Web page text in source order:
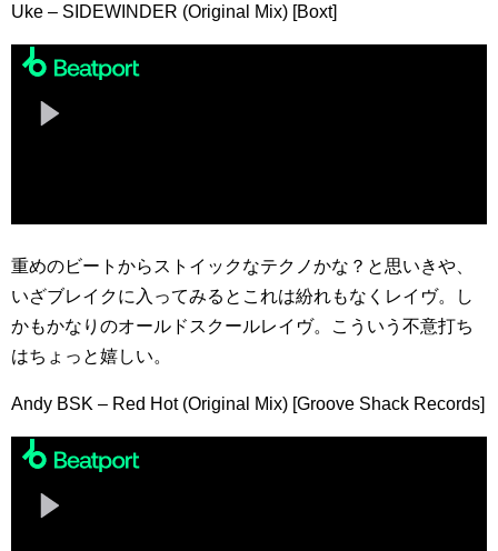
Uke – SIDEWINDER (Original Mix) [Boxt]
重めのビートからストイックなテクノかな？と思いきや、
いざブレイクに入ってみるとこれは紛れもなくレイヴ。し
かもかなりのオールドスクールレイヴ。こういう不意打ち
はちょっと嬉しい。
Andy BSK – Red Hot (Original Mix) [Groove Shack Records]